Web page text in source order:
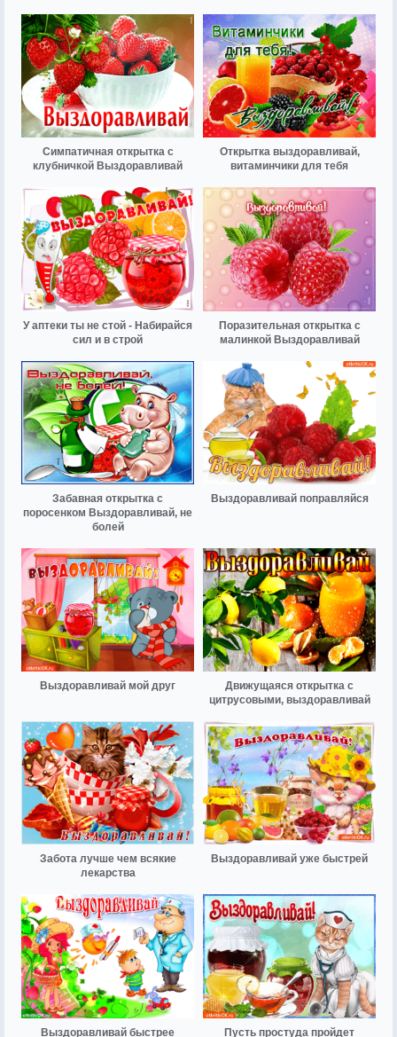
Симпатичная открытка с
клубничкой Выздоравливай
Открытка выздоравливай,
витаминчики для тебя
У аптеки ты не стой - Набирайся
сил и в строй
Поразительная открытка с
малинкой Выздоравливай
Забавная открытка с
поросенком Выздоравливай, не
болей
Выздоравливай поправляйся
Выздоравливай мой друг
Движущаяся открытка с
цитрусовыми, выздоравливай
Забота лучше чем всякие
лекарства
Выздоравливай уже быстрей
Выздоравливай быстрее Пусть простуда пройдет